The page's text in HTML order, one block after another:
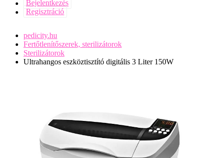
Bejelentkezés
Regisztráció
pedicity.hu
Fertőtlenítőszerek, sterilizátorok
Sterilizátorok
Ultrahangos eszköztisztító digitális 3 Liter 150W